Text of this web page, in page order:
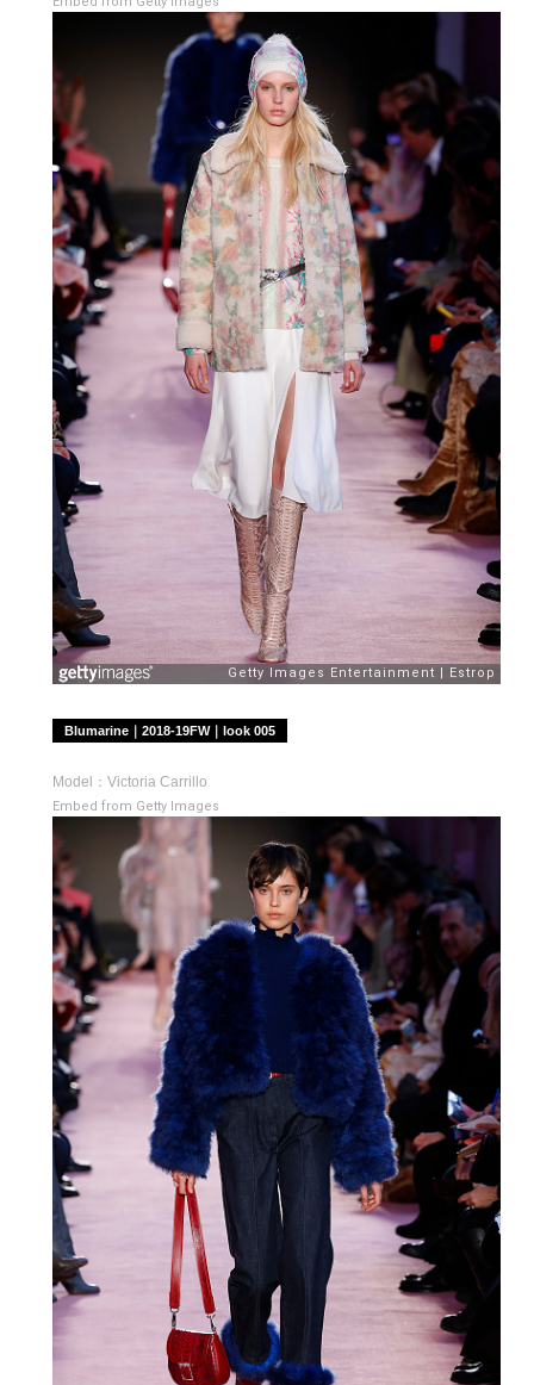
Blumarine｜2018-19FW｜look 005
Model：Victoria Carrillo
Embed from Getty Images